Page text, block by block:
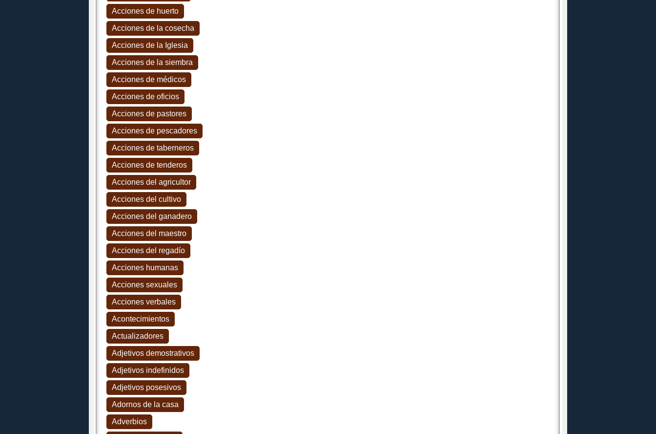
Acciones de huerto
Acciones de la cosecha
Acciones de la Iglesia
Acciones de la siembra
Acciones de médicos
Acciones de oficios
Acciones de pastores
Acciones de pescadores
Acciones de taberneros
Acciones de tenderos
Acciones del agricultor
Acciones del cultivo
Acciones del ganadero
Acciones del maestro
Acciones del regadío
Acciones humanas
Acciones sexuales
Acciones verbales
Acontecimientos
Actualizadores
Adjetivos demostrativos
Adjetivos indefinidos
Adjetivos posesivos
Adornos de la casa
Adverbios